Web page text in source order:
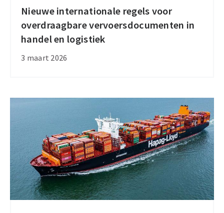
Nieuwe internationale regels voor
overdraagbare vervoersdocumenten in
handel en logistiek
3 maart 2026
Nieuwe
internationale
regels
voor
in
logistiek